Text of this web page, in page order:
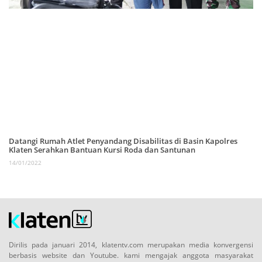
Datangi Rumah Atlet Penyandang Disabilitas di Basin Kapolres
Klaten Serahkan Bantuan Kursi Roda dan Santunan
14/01/2022
Dirilis pada januari 2014, klatentv.com merupakan media konvergensi
berbasis website dan Youtube. kami mengajak anggota masyarakat